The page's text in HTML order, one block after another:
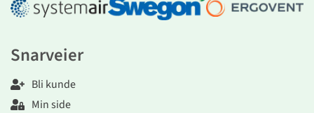
Snarveier
Bli kunde
Min side